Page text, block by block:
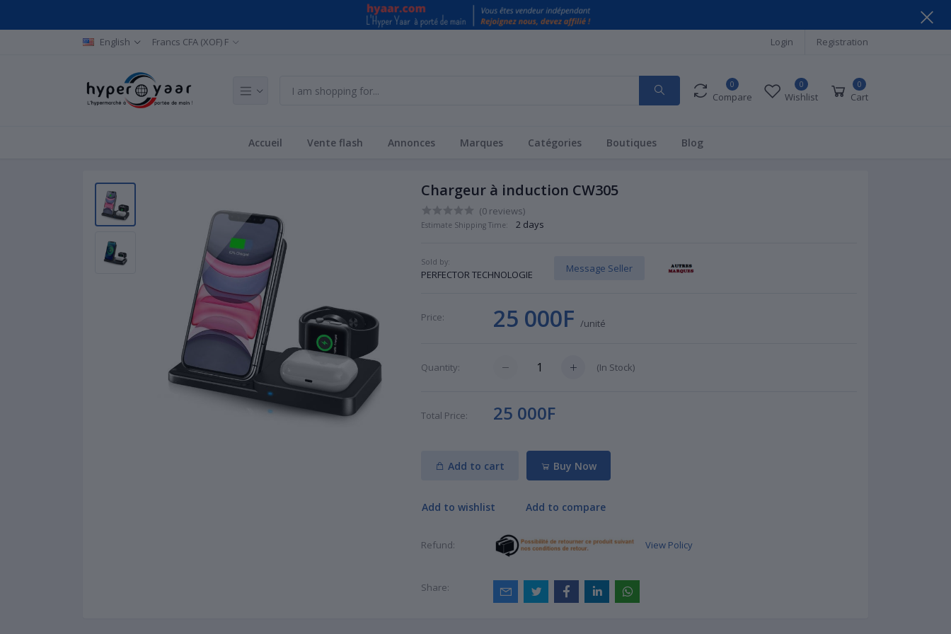
English Francs CFA (XOF) F Login Registration
0
Compare
0
Wishlist
0
Cart
Accueil Vente flash Annonces Marques Catégories Boutiques Blog
Chargeur à induction CW305
(0 reviews)
Estimate Shipping Time: 2 days
Sold by:
PERFECTOR TECHNOLOGIE
Message Seller
Price: 25 000F/unité
Quantity: (In Stock)
Total Price: 25 000F
Add to cart Buy Now
Add to wishlist Add to compare
Refund: View Policy
Share: